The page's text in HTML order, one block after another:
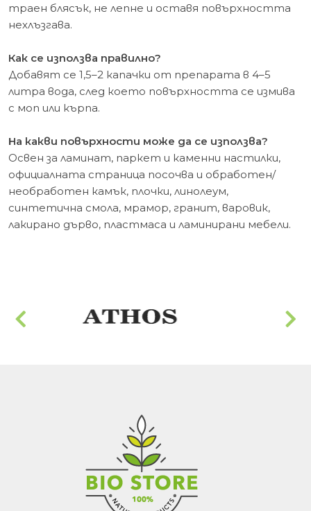
траен блясък, не лепне и оставя повърхността
нехлъзгава.
Как се използва правилно?
Добавят се 1,5–2 капачки от препарата в 4–5
литра вода, след което повърхността се измива
с моп или кърпа.
На какви повърхности може да се използва?
Освен за ламинат, паркет и каменни настилки,
официалната страница посочва и обработен/
необработен камък, плочки, линолеум,
синтетична смола, мрамор, гранит, варовик,
лакирано дърво, пластмаса и ламинирани мебели.